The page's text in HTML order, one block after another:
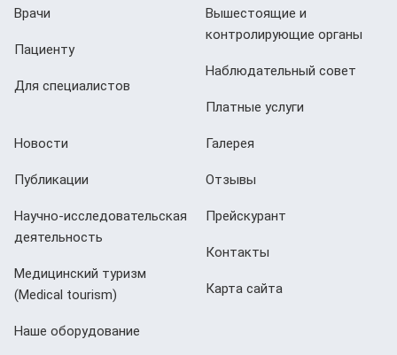
Врачи
Пациенту
Для специалистов
Вышестоящие и
контролирующие органы
Наблюдательный совет
Платные услуги
Новости
Публикации
Научно-исследовательская
деятельность
Медицинский туризм
(Мedical tourism)
Наше оборудование
Галерея
Отзывы
Прейскурант
Контакты
Карта сайта